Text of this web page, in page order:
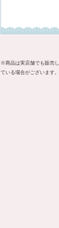
※商品は実店舗でも販売
ている場合がございます